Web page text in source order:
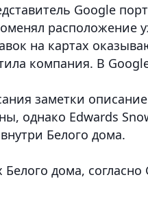
Google
расположение
на картах
компания. В
заметки
однако Edwards
Белого дома.
Белого дома,